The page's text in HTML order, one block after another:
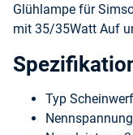
Glühlampe für
mit 35/35Watt Auf
Typ